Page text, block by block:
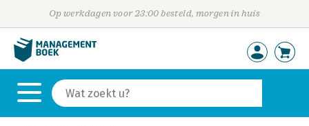
Op werkdagen voor 23:00 besteld, morgen in huis